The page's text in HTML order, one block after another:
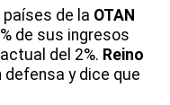
países de la OTAN
de sus ingresos
del 2%. Reino
defensa y dice que